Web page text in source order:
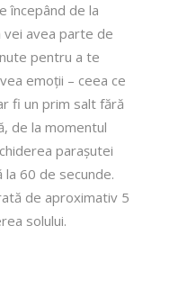
începând de la
avea parte de
pentru a te
emoții – ceea ce
fi un prim salt fără
de la momentul
parașutei
60 de secunde.
de aproximativ 5
solului.